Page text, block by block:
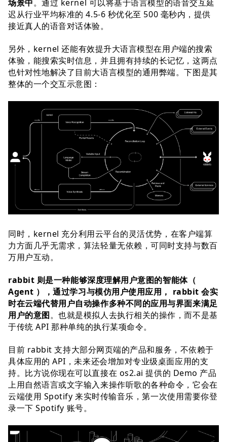
场景中。通过 kernel 可以将基于语言模型的语音交互延
迟从行业平均标准的 4.5-6 秒优化至 500 毫秒内，提供
接近真人的语音对话体验。
另外，kernel 还能有效提升大语言模型在用户端的搜索
体验，能搜索实时信息，并且拥有持续的长记忆，这两点
也针对性地解决了目前大语言模型的通用弊端。下图是其
整体的一个交互示意图：
同时，kernel 充分利用云平台的灵活优势，在客户端算
力方面几乎无需求，算法轻量无依赖，可同时支持与数百
万用户互动。
rabbit 则是一种能够深度理解用户意图的智能体（
Agent ），通过学习与模仿用户使用应用， rabbit 会实
时在云端代替用户自动操作多种不同的应用与界面来满足
用户的意图。也就是模拟人去执行相关的操作，而不是基
于传统 API 那种单纯的执行某项命令。
目前 rabbit 支持大部分网页端的产品和服务，不依赖于
具体应用的 API，未来还会增加对专业级桌面应用的支
持。比方说你现在可以直接在 os2.ai 提供的 Demo 产品
上用自然语言或文字输入来操作听歌的各种命令，它会在
云端使用 Spotify 来实时传输音乐，第一次使用需要你登
录一下 Spotify 账号。